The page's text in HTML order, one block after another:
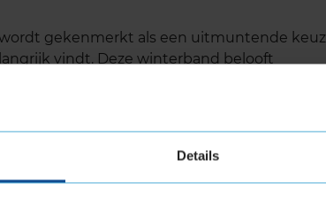
Details
gekenmerkt als een uitmuntende
vindt. Deze winterband belooft
koude weersomstandigheden, wat
een breed scala aan voertuigen, waaronder